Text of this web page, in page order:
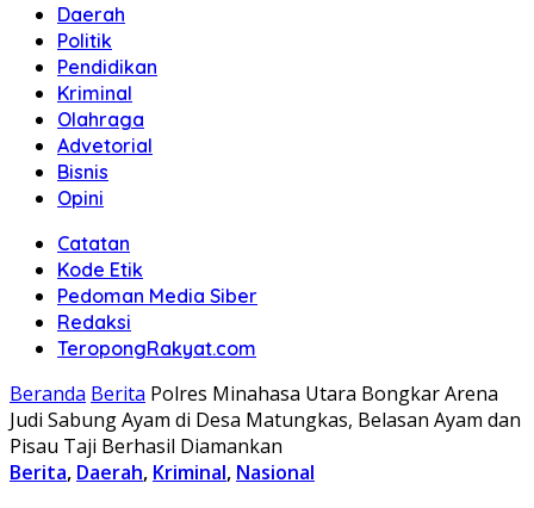
Daerah
Politik
Pendidikan
Kriminal
Olahraga
Advetorial
Bisnis
Opini
Catatan
Kode Etik
Pedoman Media Siber
Redaksi
TeropongRakyat.com
Beranda Berita Polres Minahasa Utara Bongkar Arena
Judi Sabung Ayam di Desa Matungkas, Belasan Ayam dan
Pisau Taji Berhasil Diamankan
Berita, Daerah, Kriminal, Nasional